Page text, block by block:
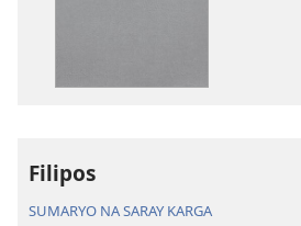
Filipos
SUMARYO NA SARAY KARGA